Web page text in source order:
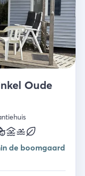
Oude
de boomgaard